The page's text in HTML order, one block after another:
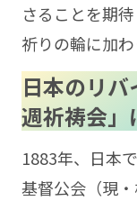
さることを期
祈りの輪に加わ
日本のリ
週祈祷会」
1883年、日本
基督公会（現